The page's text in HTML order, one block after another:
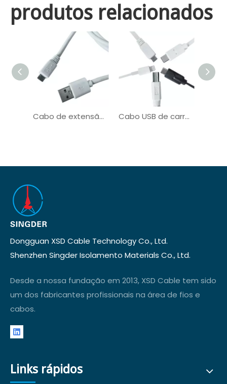
produtos relacionados
Cabo de extensão de alimentação USB 2.0 / 3.0 / 3.1 para máquina industrial Cabo USB de carregamento de sincronização de dados Cabo micro USB OEM de fábrica
Dongguan XSD Cable Technology Co., Ltd.
Shenzhen Singder Isolamento Materials Co., Ltd.
Desde a nossa fundação em 2013, XSD Cable tem sido
um dos fabricantes profissionais na área de fios e
cabos.
Links rápidos